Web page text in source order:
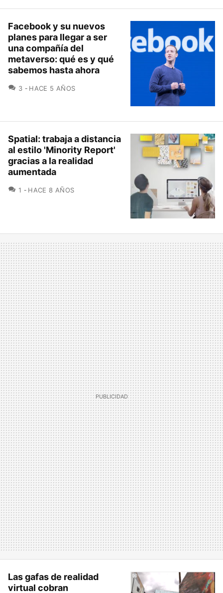
Facebook y su nuevos
planes para llegar a ser
una compañía del
metaverso: qué es y qué
sabemos hasta ahora
3 COMENTARIOS
HACE 5 AÑOS
Spatial: trabaja a distancia
al estilo 'Minority Report'
gracias a la realidad
aumentada
1 COMENTARIOS
HACE 8 AÑOS
Las gafas de realidad
virtual cobran